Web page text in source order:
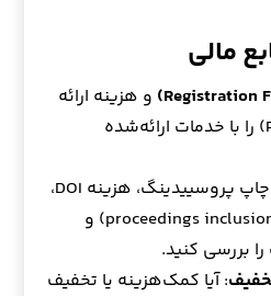
و هزینه ارائه
(Presentation Fee) را با خدمات ارائه‌شده
: چاپ پروسییدینگ، هزینه DOI،
هزینه پایان‌نامه (proceedings inclusion) و
بررسی کنید.
: آیا کمک‌هزینه یا تخفیف